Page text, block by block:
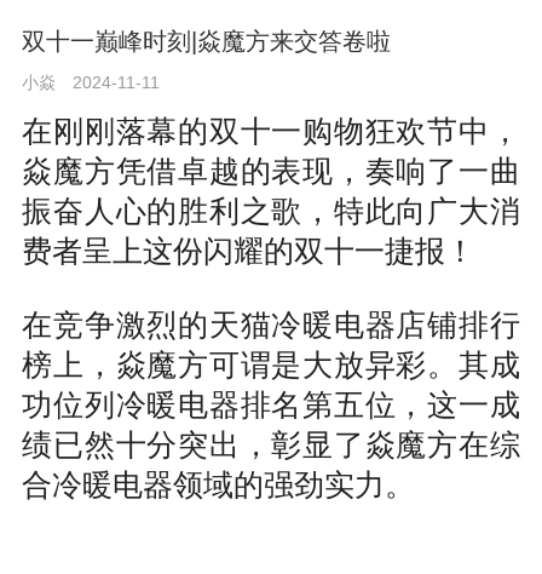
双十一巅峰时刻|焱魔方来交答卷啦
小焱 2024-11-11
在刚刚落幕的双十一购物狂欢节中，
焱魔方凭借卓越的表现，奏响了一曲
振奋人心的胜利之歌，特此向广大消
费者呈上这份闪耀的双十一捷报！
在竞争激烈的天猫冷暖电器店铺排行
榜上，焱魔方可谓是大放异彩。其成
功位列冷暖电器排名第五位，这一成
绩已然十分突出，彰显了焱魔方在综
合冷暖电器领域的强劲实力。